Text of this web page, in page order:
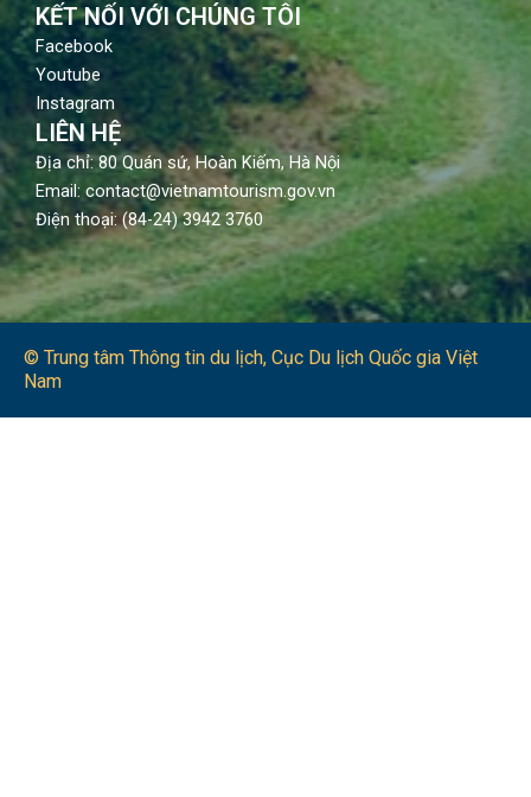
KẾT NỐI VỚI CHÚNG TÔI
Facebook
Youtube
Instagram
LIÊN HỆ
Địa chỉ: 80 Quán sứ, Hoàn Kiếm, Hà Nội
Email: contact@vietnamtourism.gov.vn
Điện thoại: (84-24) 3942 3760
© Trung tâm Thông tin du lịch​, Cục Du lịch Quốc gia Việt
Nam